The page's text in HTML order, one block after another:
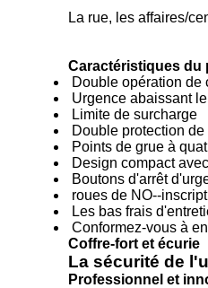
La rue, les affaires/
Caractéristiques du
Double opération de
Urgence abaissant
Limite de surcharge
Double protection
Points de grue à
Design compact
Boutons d'arrêt
roues de NO--
Les bas frais
Conformez-vous à
Coffre-fort et écurie
La sécurité de
Professionnel et